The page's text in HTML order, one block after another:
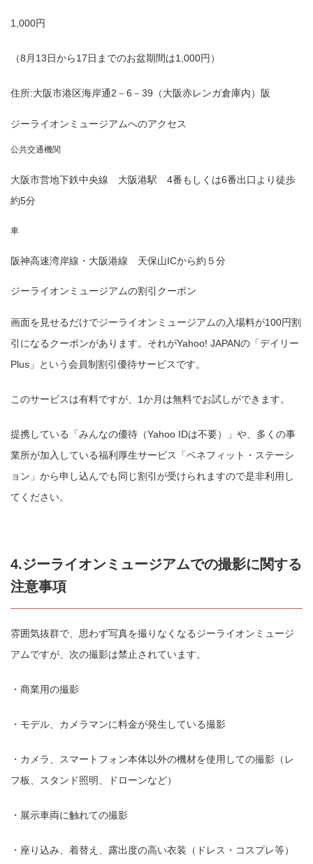
1,000円
（8月13日から17日までのお盆期間は1,000円）
住所:大阪市港区海岸通2－6－39（大阪赤レンガ倉庫内）阪
ジーライオンミュージアムへのアクセス
公共交通機関
大阪市営地下鉄中央線 大阪港駅 4番もしくは6番出口より徒歩
約5分
車
阪神高速湾岸線・大阪港線 天保山ICから約５分
ジーライオンミュージアムの割引クーポン
画面を見せるだけでジーライオンミュージアムの入場料が100円割
引になるクーポンがあります。それがYahoo! JAPANの「デイリー
Plus」という会員制割引優待サービスです。
このサービスは有料ですが、1か月は無料でお試しができます。
提携している「みんなの優待（Yahoo IDは不要）」や、多くの事
業所が加入している福利厚生サービス「ベネフィット・ステーシ
ョン」から申し込んでも同じ割引が受けられますので是非利用し
てください。
4.ジーライオンミュージアムでの撮影に関する
注意事項
雰囲気抜群で、思わず写真を撮りなくなるジーライオンミュージ
アムですが、次の撮影は禁止されています。
・商業用の撮影
・モデル、カメラマンに料金が発生している撮影
・カメラ、スマートフォン本体以外の機材を使用しての撮影（レ
フ板、スタンド照明、ドローンなど）
・展示車両に触れての撮影
・座り込み、着替え、露出度の高い衣装（ドレス・コスプレ等）